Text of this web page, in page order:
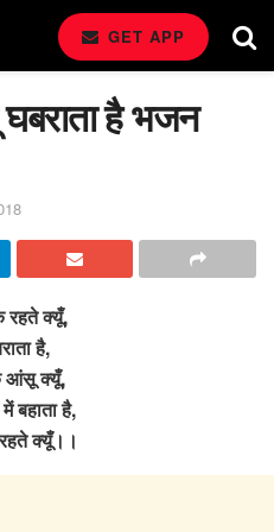
GET APP
है भजन
रहते क्यूँ,
है,
आंसू क्यूँ,
बहाता है,
क्यूँ।।